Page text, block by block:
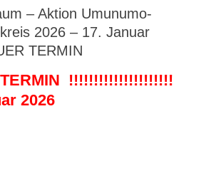
– Aktion Umunumo-
2026 – 17. Januar
TERMIN
TERMIN !!!!!!!!!!!!!!!!!!!!!
2026